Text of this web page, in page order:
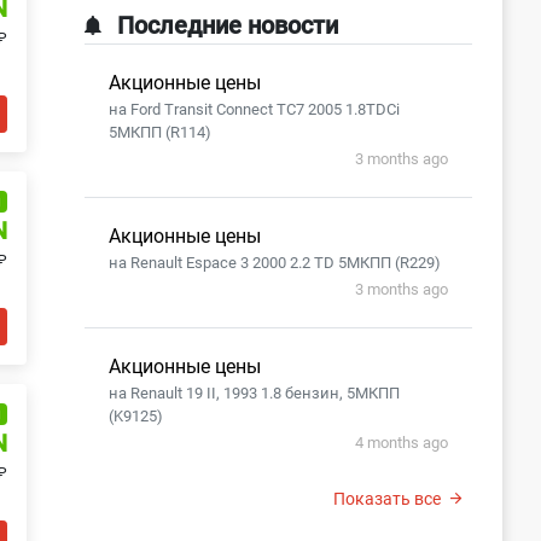
Последние новости
Акционные цены
на Ford Transit Connect TC7 2005 1.8TDCi
5МКПП (R114)
3 months ago
Акционные цены
на Renault Espace 3 2000 2.2 TD 5МКПП (R229)
3 months ago
Акционные цены
на Renault 19 II, 1993 1.8 бензин, 5МКПП
(K9125)
4 months ago
Показать все